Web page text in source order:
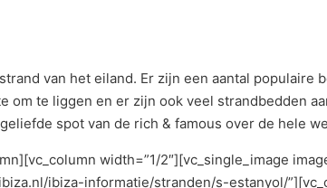
van het eiland. Er zijn een aantal populaire
om te liggen en er zijn ook veel strandbedden
spot van de rich & famous over de hele
width=”1/2″][vc_single_image
ibiza-informatie/stranden/s-estanyol/